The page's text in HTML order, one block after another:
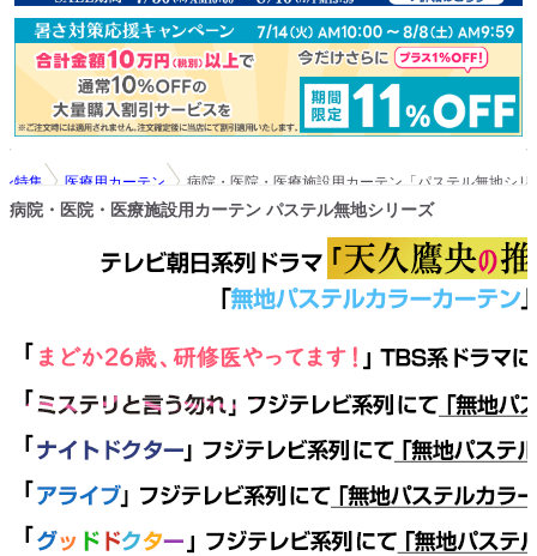
特集 医療用カーテン 病院・医院・医療施設用カーテン「パステル無地シリ
病院・医院・医療施設用カーテン パステル無地シリーズ